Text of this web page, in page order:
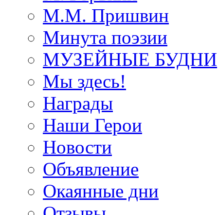
М.М. Пришвин
Минута поэзии
МУЗЕЙНЫЕ БУДНИ
Мы здесь!
Награды
Наши Герои
Новости
Объявление
Окаянные дни